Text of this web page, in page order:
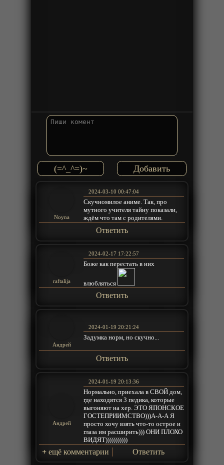
(=^_^=)~
Noyna
2024-03-10 00:47:04
Скучномилое аниме. Так, про
мутного учителя тайну показали,
ждём что там с родителями.
Ответить
raftalija
2024-02-17 17:22:57
Боже как перестать в них
влюбляться
Ответить
Андрей
2024-01-19 20:21:24
Задумка норм, но скучно...
Ответить
Андрей
2024-01-19 20:13:36
Нормально, приехала в СВОЙ дом,
где находятся 3 педика, которые
выгоняют на хер. ЭТО ЯПОНСКОЕ
ГОСТЕПРИИМСТВО)))А-А-А Я
просто хочу взять что-то острое и
глаза им расширить))) ОНИ ПЛОХО
ВИДЯТ)))))))))))
+ ещё комментарии Ответить